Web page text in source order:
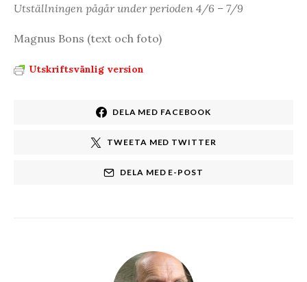
Utställningen pågår under perioden 4/6 – 7/9
Magnus Bons (text och foto)
Utskriftsvänlig version
DELA MED FACEBOOK
TWEETA MED TWITTER
DELA MED E-POST